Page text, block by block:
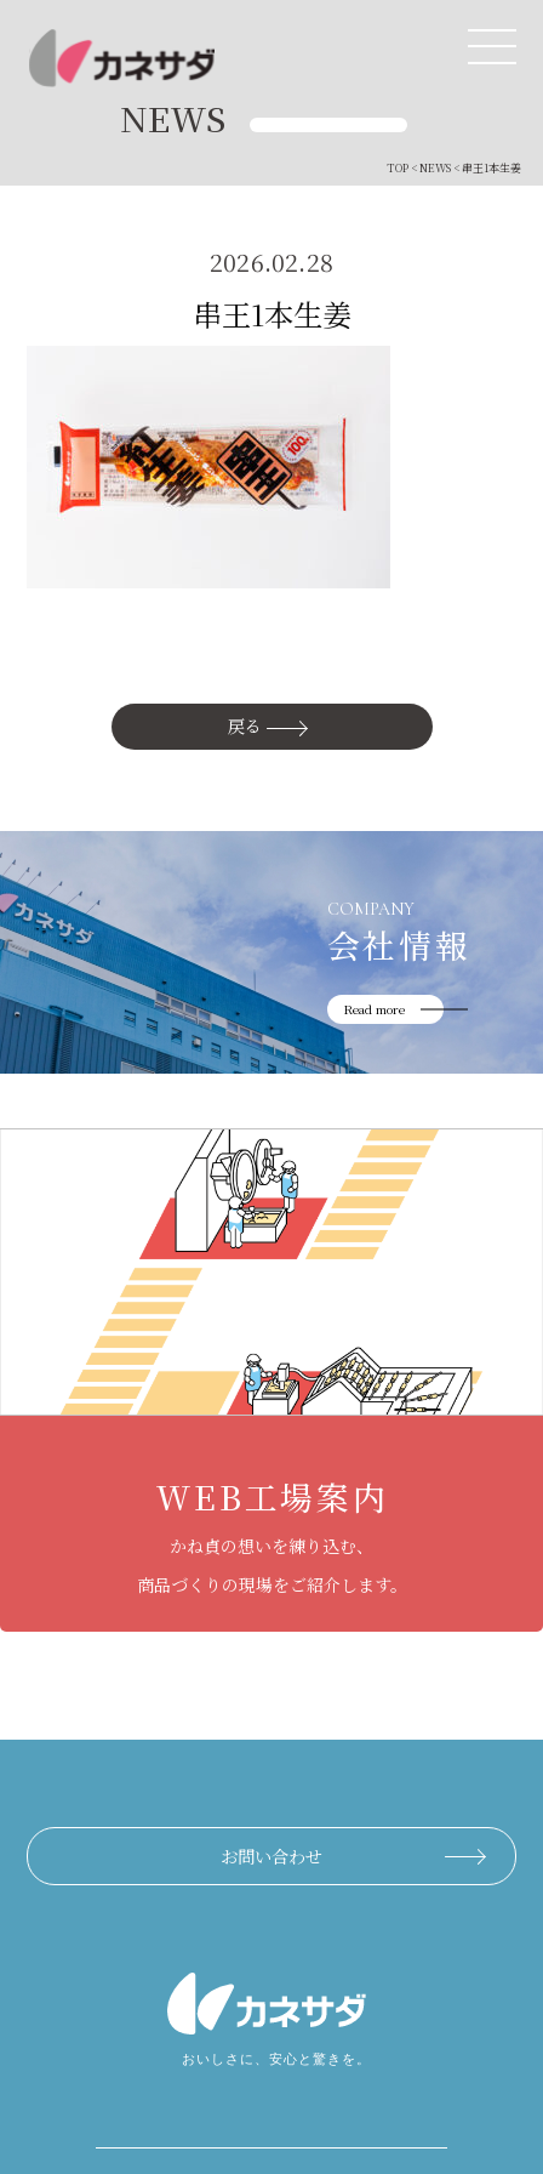
TOP
生産体制
美味しい安心
品質管理
直営店
リニューアル中
NEWS
TOP<NEWS< 串王1本生姜
2026.02.28
串王1本生姜
戻る
COMPANY
会社情報
Read more
WEB工場案内
かね貞の想いを練り込む、
商品づくりの現場をご紹介します。
お問い合わせ